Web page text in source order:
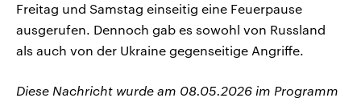
Freitag und Samstag einseitig eine Feuerpause
ausgerufen. Dennoch gab es sowohl von Russland
als auch von der Ukraine gegenseitige Angriffe.
Diese Nachricht wurde am 08.05.2026 im Programm